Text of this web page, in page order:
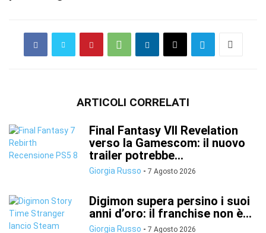
ARTICOLI CORRELATI
Final Fantasy VII Revelation
verso la Gamescom: il nuovo
trailer potrebbe...
Giorgia Russo - 7 Agosto 2026
Digimon supera persino i suoi
anni d’oro: il franchise non è...
Giorgia Russo - 7 Agosto 2026